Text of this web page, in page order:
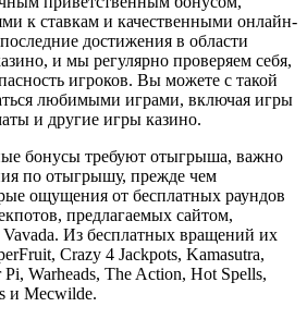
к ставкам и качественными онлайн-
достижения в области
и мы регулярно проверяем себя,
игроков. Вы можете с такой
любимыми играми, включая игры
и другие игры казино.
бонусы требуют отыгрыша, важно
по отыгрышу, прежде чем
ощущения от бесплатных раундов
предлагаемых сайтом,
Vavada. Из бесплатных вращений их
Crazy 4 Jackpots, Kamasutra,
Warheads, The Action, Hot Spells,
и Mecwilde.